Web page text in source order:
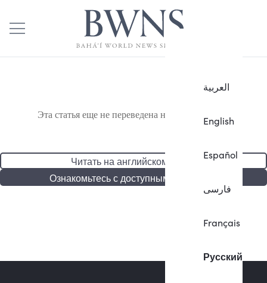
العربية
English
Español
فارسی
Français
Русский
Эта статья еще не переведена на русский язык.
Читать на английском языке
Ознакомьтесь с доступными статьями